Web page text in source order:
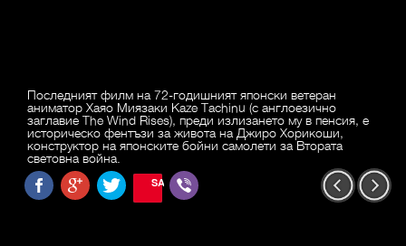
Последният филм на 72-годишният японски ветеран
аниматор Хаяо Миязаки Kaze Tachinu (с англоезично
заглавие The Wind Rises), преди излизането му в пенсия, е
историческо фентъзи за живота на Джиро Хорикоши,
конструктор на японските бойни самолети за Втората
световна война.
SAVE